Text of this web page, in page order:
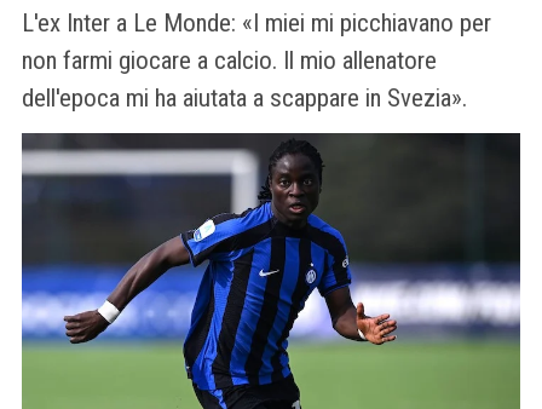
L'ex Inter a Le Monde: «I miei mi picchiavano per
non farmi giocare a calcio. Il mio allenatore
dell'epoca mi ha aiutata a scappare in Svezia».